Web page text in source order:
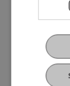
Fußzeile
Disclaimer
Impressum
Fußzeile